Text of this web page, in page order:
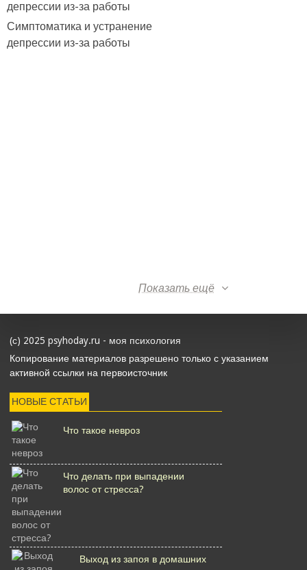
Симптоматика и устранение
депрессии из-за работы
Показать ещё
(с) 2025 psyhoday.ru - моя психология
Копирование материалов разрешено только с указанием
активной ссылки на первоисточник
НОВЫЕ СТАТЬИ
Что такое невроз
Что делать при выпадении
волос от стресса?
Выход из запоя в домашних